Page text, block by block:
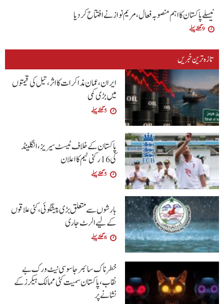
نیسلے پاکستان کا اہم منصوبہ فعال، مریم نواز نے افتتاح کر دیا
9 گھنٹے پہلے
تازہ ترین خبریں
ایران، عمان مذاکرات کا اثر، تیل کی قیمتوں
میں بڑی کمی
5 گھنٹے پہلے
پاکستان کے خلاف ٹیسٹ سیریز، انگلینڈ
کی 16 رکنی ٹیم کا اعلان
5 گھنٹے پہلے
بارشوں سے متعلق بڑی پیشگوئی، کئی علاقوں
کے لیے الرٹ جاری
6 گھنٹے پہلے
خطرناک سائبر جاسوسی نیٹ ورک بے
نقاب، پاکستان سمیت کئی ممالک ہیکرز کے
نشانے پر